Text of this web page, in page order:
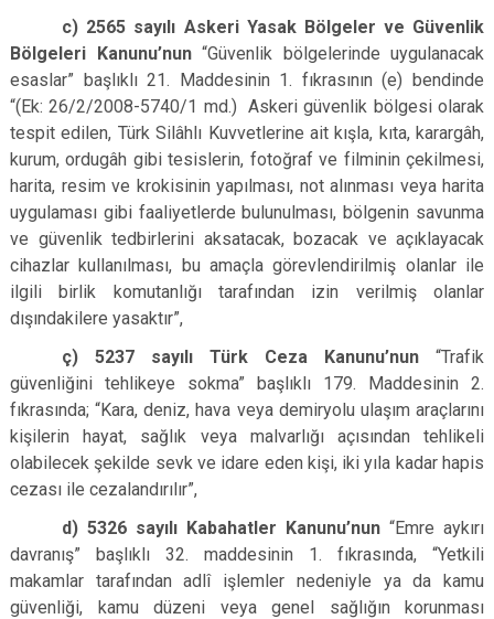
c) 2565 sayılı Askeri Yasak Bölgeler ve Güvenlik
Bölgeleri Kanunu’nun“Güvenlik bölgelerinde uygulanacak
esaslar” başlıklı 21. Maddesinin 1. fıkrasının (e) bendinde
“(Ek: 26/2/2008-5740/1 md.) Askeri güvenlik bölgesi olarak
tespit edilen, Türk Silâhlı Kuvvetlerine ait kışla, kıta, karargâh,
kurum, ordugâh gibi tesislerin, fotoğraf ve filminin çekilmesi,
harita, resim ve krokisinin yapılması, not alınması veya harita
uygulaması gibi faaliyetlerde bulunulması, bölgenin savunma
ve güvenlik tedbirlerini aksatacak, bozacak ve açıklayacak
cihazlar kullanılması, bu amaçla görevlendirilmiş olanlar ile
ilgili birlik komutanlığı tarafından izin verilmiş olanlar
dışındakilere yasaktır”,
ç) 5237 sayılı Türk Ceza Kanunu’nun “Trafik
güvenliğini tehlikeye sokma” başlıklı 179. Maddesinin 2.
fıkrasında; “Kara, deniz, hava veya demiryolu ulaşım araçlarını
kişilerin hayat, sağlık veya malvarlığı açısından tehlikeli
olabilecek şekilde sevk ve idare eden kişi, iki yıla kadar hapis
cezası ile cezalandırılır”,
d) 5326 sayılı Kabahatler Kanunu’nun “Emre aykırı
davranış” başlıklı 32. maddesinin 1. fıkrasında, “Yetkili
makamlar tarafından adlî işlemler nedeniyle ya da kamu
güvenliği, kamu düzeni veya genel sağlığın korunması